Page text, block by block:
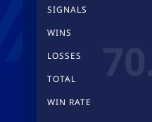
SIGNALS
WINS
LOSSES
TOTAL
WIN RATE